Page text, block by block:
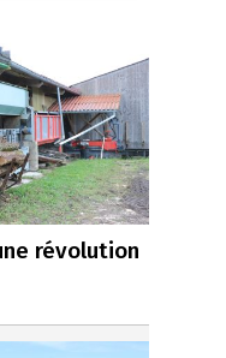
révolution